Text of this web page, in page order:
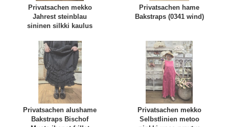
Privatsachen mekko
Jahrest steinblau
sininen silkki kaulus
Privatsachen hame
Bakstraps (0341 wind)
Privatsachen alushame
Bakstraps Bischof
Privatsachen mekko
Selbstlinien metoo